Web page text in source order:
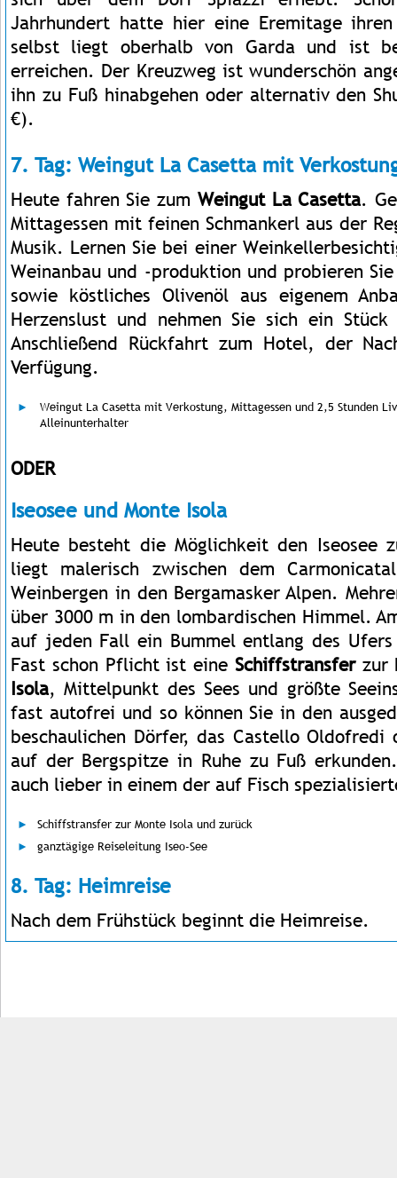
Jahrhundert hatte hier eine Eremitage
selbst liegt oberhalb von Garda und ist
erreichen. Der Kreuzweg ist wunderschön
ihn zu Fuß hinabgehen oder alternativ den
€).
7. Tag: Weingut La Casetta mit
Heute fahren Sie zum Weingut La Casetta.
Mittagessen mit feinen Schmankerl aus der
Musik. Lernen Sie bei einer
Weinanbau und -produktion und probieren
sowie köstliches Olivenöl aus eigenem
Herzenslust und nehmen Sie sich ein
Anschließend Rückfahrt zum Hotel, der
Verfügung.
Weingut La Casetta mit Verkostung, Mittagessen und 2,5 Stunden
Alleinunterhalter
ODER
Iseosee und Monte Isola
Heute besteht die Möglichkeit den Iseosee
liegt malerisch zwischen dem
Weinbergen in den Bergamasker Alpen.
über 3000 m in den lombardischen Himmel.
auf jeden Fall ein Bummel entlang des
Fast schon Pflicht ist eine Schiffstransferzur
Isola, Mittelpunkt des Sees und größte
fast autofrei und so können Sie in den
beschaulichen Dörfer, das Castello
auf der Bergspitze in Ruhe zu Fuß
auch lieber in einem der auf Fisch
Schiffstransfer zur Monte Isola und zurück
ganztägige Reiseleitung Iseo-See
8. Tag: Heimreise
Nach dem Frühstück beginnt die Heimreise.